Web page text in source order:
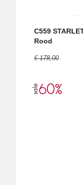
C559
Rood
€ 178,00